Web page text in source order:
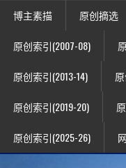
博主素描 原创摘选
原创索引(2007-08)
原创索引(2013-14)
原创索引(2019-20)
原创索引(2025-26)